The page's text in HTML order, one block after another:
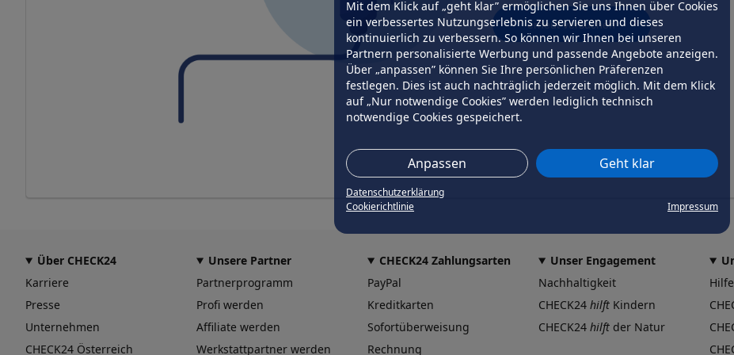
Mit dem Klick auf „geht klar” ermöglichen Sie uns Ihnen über Cookies
ein verbessertes Nutzungserlebnis zu servieren und dieses
kontinuierlich zu verbessern. So können wir Ihnen bei unseren
Partnern personalisierte Werbung und passende Angebote anzeigen.
Über „anpassen” können Sie Ihre persönlichen Präferenzen
festlegen. Dies ist auch nachträglich jederzeit möglich. Mit dem Klick
auf „Nur notwendige Cookies” werden lediglich technisch
notwendige Cookies gespeichert.
Anpassen Geht klar
Datenschutzerklärung
Cookierichtlinie
Impressum
erneut versuchen
Über CHECK24
Karriere
Presse
Unternehmen
CHECK24 Österreich
Unsere Partner
Partnerprogramm
Profi werden
Affiliate werden
Werkstattpartner werden
CHECK24 Zahlungsarten
PayPal
Kreditkarten
Sofortüberweisung
Rechnung
Unser Engagement
Nachhaltigkeit
CHECK24 hilft Kindern
CHECK24 hilft der Natur